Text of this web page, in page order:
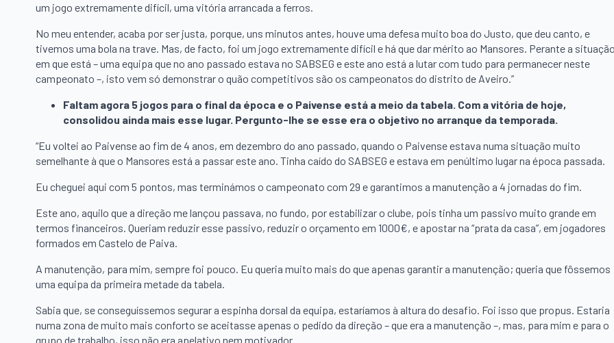
um jogo extremamente difícil, uma vitória arrancada a ferros.
No meu entender, acaba por ser justa, porque, uns minutos antes, houve uma defesa muito boa do Justo, que deu canto, e
tivemos uma bola na trave. Mas, de facto, foi um jogo extremamente difícil e há que dar mérito ao Mansores. Perante a
em que está – uma equipa que no ano passado estava no SABSEG e este ano está a lutar com tudo para permanecer neste
campeonato –, isto vem só demonstrar o quão competitivos são os campeonatos do distrito de Aveiro.”
Faltam agora 5 jogos para o final da época e o Paivense está a meio da tabela. Com a vitória de hoje,
consolidou ainda mais esse lugar. Pergunto-lhe se esse era o objetivo no arranque da temporada.
“Eu voltei ao Paivense ao fim de 4 anos, em dezembro do ano passado, quando o Paivense estava numa situação muito
semelhante à que o Mansores está a passar este ano. Tinha caído do SABSEG e estava em penúltimo lugar na época passada.
Eu cheguei aqui com 5 pontos, mas terminámos o campeonato com 29 e garantimos a manutenção a 4 jornadas do fim.
Este ano, aquilo que a direção me lançou passava, no fundo, por estabilizar o clube, pois tinha um passivo muito grande em
termos financeiros. Queriam reduzir esse passivo, reduzir o orçamento em 1000€, e apostar na “prata da casa”, em jogadores
formados em Castelo de Paiva.
A manutenção, para mim, sempre foi pouco. Eu queria muito mais do que apenas garantir a manutenção; queria que fôssemos
uma equipa da primeira metade da tabela.
Sabia que, se conseguíssemos segurar a espinha dorsal da equipa, estaríamos à altura do desafio. Foi isso que propus. Estaria
numa zona de muito mais conforto se aceitasse apenas o pedido da direção – que era a manutenção –, mas, para mim e para o
grupo de trabalho, isso não era apelativo nem motivador.